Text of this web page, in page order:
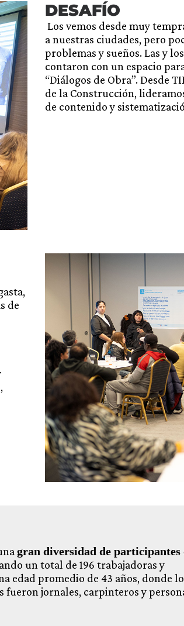
DESAFÍO
Los vemos desde muy
a nuestras ciudades, pero
problemas y sueños. Las y
contaron con un espacio
“Diálogos de Obra”. Desde
de la Construcción,
de contenido y
de
gran diversidad de participantes
un total de 196 trabajadoras y
edad promedio de 43 años, donde
fueron jornales, carpinteros y